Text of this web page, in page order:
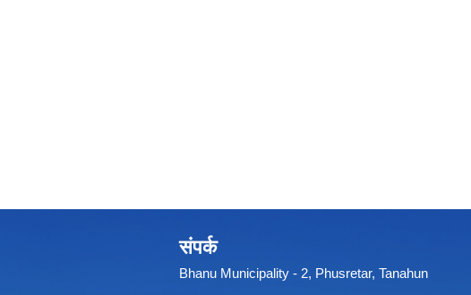
संपर्क
Bhanu Municipality - 2, Phusretar, Tanahun